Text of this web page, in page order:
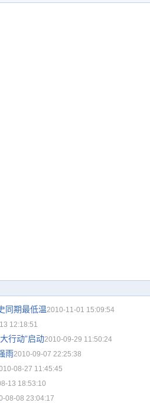
同期最低温2010-11-01 15:09:54
12:18:51
行动”启动2010-09-29 11:50:24
雨2010-09-07 22:25:38
08-27 11:45:45
13 18:53:10
08-08 23:04:17